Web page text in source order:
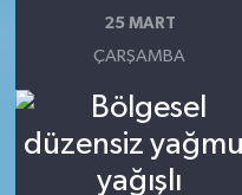
25 MART
ÇARŞAMBA